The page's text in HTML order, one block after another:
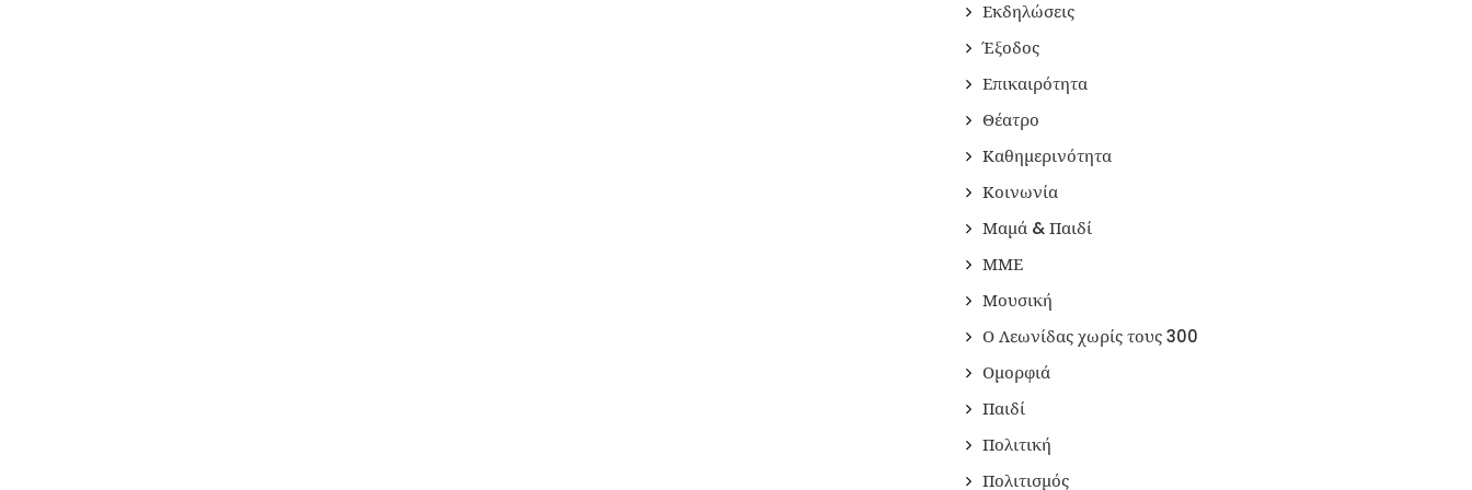
Εκδηλώσεις
Έξοδος
Επικαιρότητα
Θέατρο
Καθημερινότητα
Κοινωνία
Μαμά & Παιδί
ΜΜΕ
Μουσική
Ο Λεωνίδας χωρίς τους 300
Ομορφιά
Παιδί
Πολιτική
Πολιτισμός